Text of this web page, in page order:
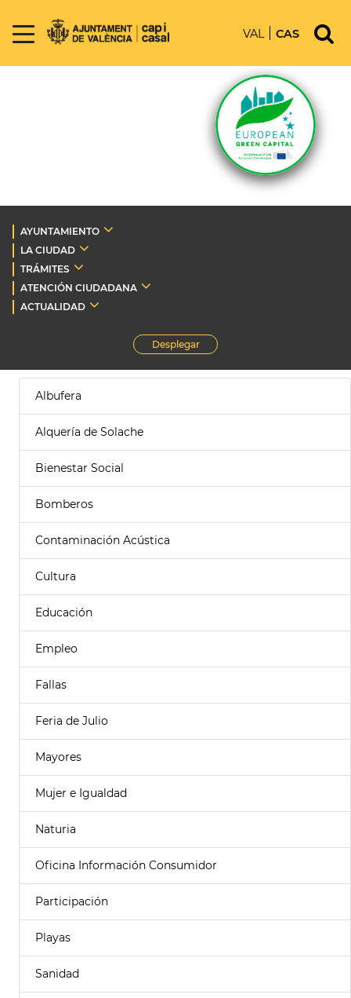
VAL CAS
AYUNTAMIENTO
LA CIUDAD
TRÁMITES
ATENCIÓN CIUDADANA
ACTUALIDAD
Desplegar
Albufera
Alquería de Solache
Bienestar Social
Bomberos
Contaminación Acústica
Cultura
Educación
Empleo
Fallas
Feria de Julio
Mayores
Mujer e Igualdad
Naturia
Oficina Información Consumidor
Participación
Playas
Sanidad